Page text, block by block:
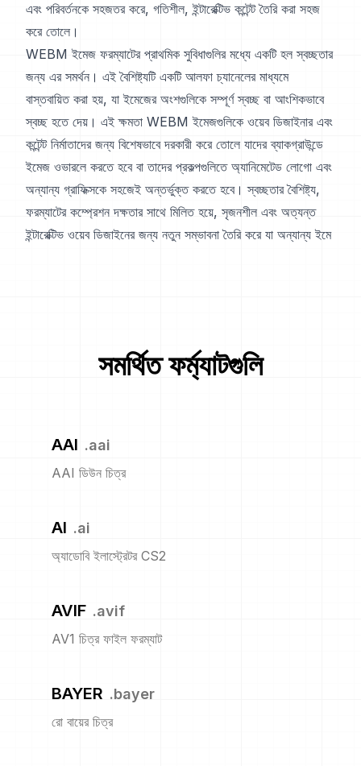
এবং পরিবর্তনকে সহজতর করে, গতিশীল, ইন্টারেক্টিভ কন্টেন্ট তৈরি করা সহজ
করে তোলে।
WEBM ইমেজ ফরম্যাটের প্রাথমিক সুবিধাগুলির মধ্যে একটি হল স্বচ্ছতার
জন্য এর সমর্থন। এই বৈশিষ্ট্যটি একটি আলফা চ্যানেলের মাধ্যমে
বাস্তবায়িত করা হয়, যা ইমেজের অংশগুলিকে সম্পূর্ণ স্বচ্ছ বা আংশিকভাবে
স্বচ্ছ হতে দেয়। এই ক্ষমতা WEBM ইমেজগুলিকে ওয়েব ডিজাইনার এবং
কন্টেন্ট নির্মাতাদের জন্য বিশেষভাবে দরকারী করে তোলে যাদের ব্যাকগ্রাউন্ডে
ইমেজ ওভারলে করতে হবে বা তাদের প্রকল্পগুলিতে অ্যানিমেটেড লোগো এবং
অন্যান্য গ্রাফিক্সকে সহজেই অন্তর্ভুক্ত করতে হবে। স্বচ্ছতার বৈশিষ্ট্য,
ফরম্যাটের কম্প্রেশন দক্ষতার সাথে মিলিত হয়ে, সৃজনশীল এবং অত্যন্ত
ইন্টারেক্টিভ ওয়েব ডিজাইনের জন্য নতুন সম্ভাবনা তৈরি করে যা অন্যান্য ইমে
সমর্থিত ফর্ম্যাটগুলি
AAI .aai
AAI ডিউন চিত্র
AI .ai
অ্যাডোবি ইলাস্ট্রেটর CS2
AVIF .avif
AV1 চিত্র ফাইল ফরম্যাট
BAYER .bayer
রো বায়ের চিত্র